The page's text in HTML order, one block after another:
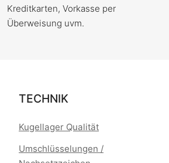
Kreditkarten, Vorkasse per
Überweisung uvm.
TECHNIK
Kugellager Qualität
Umschlüsselungen /